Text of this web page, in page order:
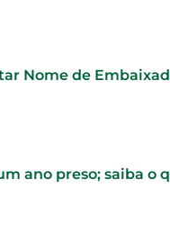
Nome de
ano preso; saiba o